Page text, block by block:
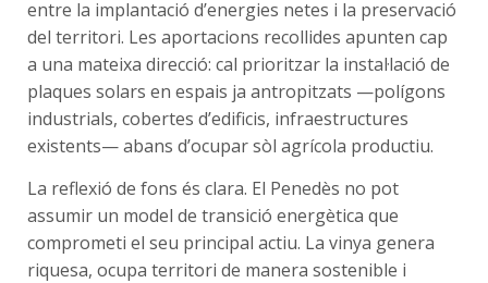
entre la implantació d’energies netes i la preservació
del territori. Les aportacions recollides apunten cap
a una mateixa direcció: cal prioritzar la instal·lació de
plaques solars en espais ja antropitzats —polígons
industrials, cobertes d’edificis, infraestructures
existents— abans d’ocupar sòl agrícola productiu.
La reflexió de fons és clara. El Penedès no pot
assumir un model de transició energètica que
comprometi el seu principal actiu. La vinya genera
riquesa, ocupa territori de manera sostenible i